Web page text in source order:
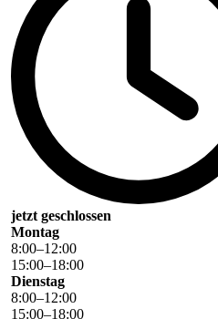
jetzt geschlossen
Montag
8:00–12:00
15:00–18:00
Dienstag
8:00–12:00
15:00–18:00